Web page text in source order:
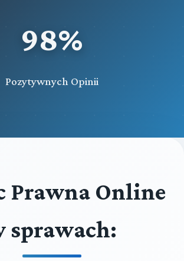
98%
Pozytywnych Opinii
Prawna Online
sprawach: